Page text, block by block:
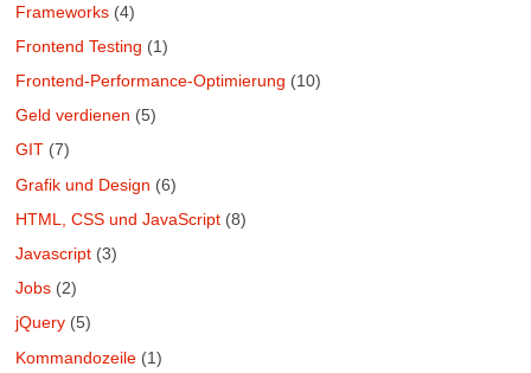
Frameworks (4)
Frontend Testing (1)
Frontend-Performance-Optimierung (10)
Geld verdienen (5)
GIT (7)
Grafik und Design (6)
HTML, CSS und JavaScript (8)
Javascript (3)
Jobs (2)
jQuery (5)
Kommandozeile (1)